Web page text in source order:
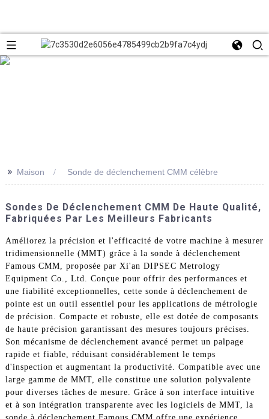
>> Maison Sonde de déclenchement CMM célèbre
Sondes De Déclenchement CMM De Haute Qualité,
Fabriquées Par Les Meilleurs Fabricants
Améliorez la précision et l'efficacité de votre machine à mesurer
tridimensionnelle (MMT) grâce à la sonde à déclenchement
Famous CMM, proposée par Xi'an DIPSEC Metrology
Equipment Co., Ltd. Conçue pour offrir des performances et
une fiabilité exceptionnelles, cette sonde à déclenchement de
pointe est un outil essentiel pour les applications de métrologie
de précision. Compacte et robuste, elle est dotée de composants
de haute précision garantissant des mesures toujours précises.
Son mécanisme de déclenchement avancé permet un palpage
rapide et fiable, réduisant considérablement le temps
d'inspection et augmentant la productivité. Compatible avec une
large gamme de MMT, elle constitue une solution polyvalente
pour diverses tâches de mesure. Grâce à son interface intuitive
et à son intégration transparente avec les logiciels de MMT, la